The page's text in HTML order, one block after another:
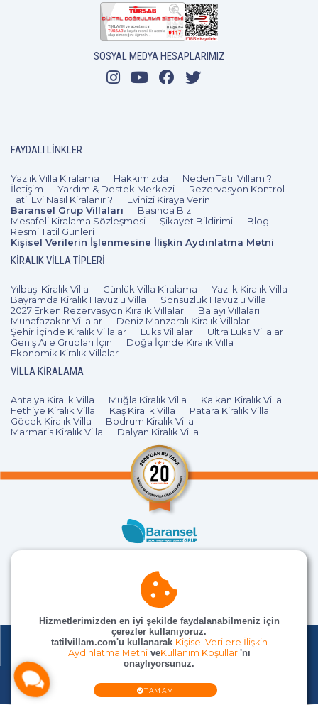
SOSYAL MEDYA HESAPLARIMIZ
FAYDALI LINKLER
Yazlık Villa Kiralama Hakkımızda
Neden Tatil Villam ?
İletişim
Yardım & Destek Merkezi
Rezervasyon Kontrol
Tatil Evi Nasıl Kiralanır ?
Evinizi Kiraya Verin
Baransel Grup Villaları
Basında Biz
Mesafeli Kiralama Sözleşmesi
Şikayet Bildirimi
Blog
Resmi Tatil Günleri
Kişisel Verilerin İşlenmesine İlişkin Aydınlatma Metni
KIRALIK VILLA TIPLERI
Yılbaşı Kiralık Villa Günlük Villa Kiralama
Yazlık Kiralık Villa
Bayramda Kiralık Havuzlu Villa
Sonsuzluk Havuzlu Villa
2027 Erken Rezervasyon Kiralık Villalar
Balayı Villaları
Muhafazakar Villalar
Deniz Manzaralı Kiralık Villalar
Şehir İçinde Kiralık Villalar
Lüks Villalar
Ultra Lüks Villalar
Geniş Aile Grupları İçin
Doğa İçinde Kiralık Villa
Ekonomik Kiralık Villalar
VILLA KIRALAMA
Antalya Kiralık Villa Muğla Kiralık Villa
Kalkan Kiralık Villa
Fethiye Kiralık Villa
Kaş Kiralık Villa
Patara Kiralık Villa
Göcek Kiralık Villa
Bodrum Kiralık Villa
Marmaris Kiralık Villa
Dalyan Kiralık Villa
© TatilVillam Tüm Hakları Saklıdır
Hizmetlerimizden en iyi şekilde faydalanabilmeniz için
çerezler kullanıyoruz.
tatilvillam.com'u kullanarak Kişisel Verilere İlişkin
Aydınlatma MetniveKullanım Koşulları'nı
onaylıyorsunuz.
TAMAM